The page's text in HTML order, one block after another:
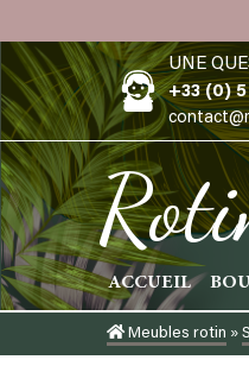
to
content
UNE
+33 (0)
ACCUEIL
Meubles rotin »